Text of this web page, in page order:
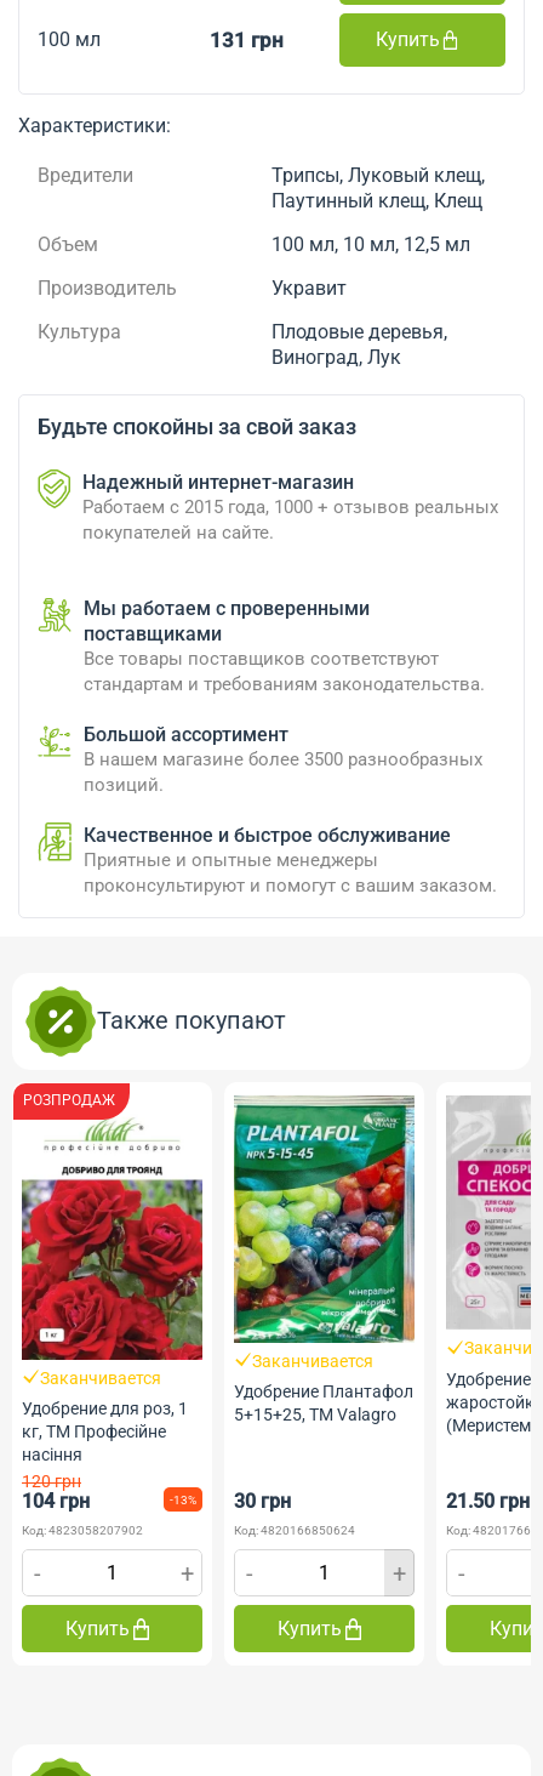
100 мл 131 грн Купить
Характеристики:
Вредители
Трипсы, Луковый клещ,
Паутинный клещ, Клещ
Объем
100 мл, 10 мл, 12,5 мл
Производитель
Укравит
Культура
Плодовые деревья,
Виноград, Лук
Будьте спокойны за свой заказ
Надежный интернет-магазин
Работаем с 2015 года, 1000 + отзывов реальных
покупателей на сайте.
Мы работаем с проверенными
поставщиками
Все товары поставщиков соответствуют
стандартам и требованиям законодательства.
Большой ассортимент
В нашем магазине более 3500 разнообразных
позиций.
Качественное и быстрое обслуживание
Приятные и опытные менеджеры
проконсультируют и помогут с вашим заказом.
Также покупают
РОЗПРОДАЖ
Заканчивается
Удобрение для роз, 1
кг, ТМ Професійне
насіння
120 грн
104 грн -13%
Код: 4823058207902
- +
Купить
Заканчивается
Удобрение Плантафол
5+15+25, ТМ Valagro
30 грн
Код: 4820166850624
- +
Купить
Удобрение
(Меристем)
21.50 грн
Код:
-